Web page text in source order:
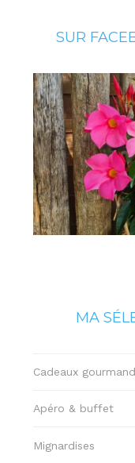
SUR
MA
Cadeaux
Apéro & buffet
Mignardises